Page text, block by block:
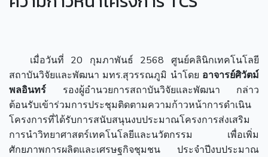
เมื่อวันที่ 20 กุมภาพันธ์ 2568 ศูนย์คลินิกเทคโนโลยี
สถาบันวิจัยและพัฒนา มทร.สุวรรณภูมิ นำโดย อาจารย์ศิวัตม์
พลอินทร์ รองผู้อำนวยการสถาบันวิจัยและพัฒนา กล่าว
ต้อนรับเข้าร่วมการประชุมติดตามความก้าวหน้าการดำเนิน
โครงการที่ได้รับการสนับสนุนงบประมาณโครงการส่งเสริม
การนำวิทยาศาสตร์เทคโนโลยีและนวัตกรรม เพื่อเพิ่ม
ศักยภาพการผลิตและเศรษฐกิจชุมชน ประจำปีงบประมาณ